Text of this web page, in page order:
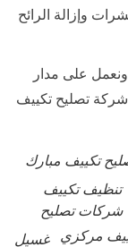
وإزالة الرائح
على مدار
شركة تصليح تكييف
تكييف مبارك
تنظيف تكييف
شركات تصليح
مركزي
غسيل